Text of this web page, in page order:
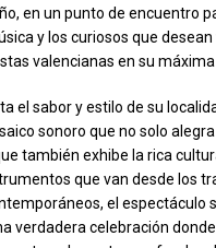
en un punto de encuentro
y los curiosos que desean
valencianas en su máxima
el sabor y estilo de su
sonoro que no solo alegra
también exhibe la rica
que van desde los
el espectáculo
verdadera celebración